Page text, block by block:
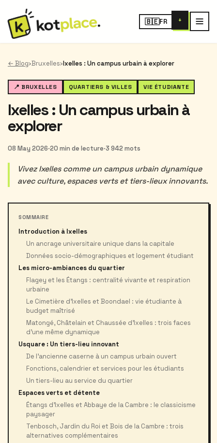
🇧🇪FR +
← Blog›Bruxelles›Ixelles : Un campus urbain à explorer
📍 BRUXELLES QUARTIERS & VILLES VIE ÉTUDIANTE
Ixelles : Un campus urbain à
explorer
08 May 2026·20 min de lecture·3 942 mots
Vivez Ixelles comme un campus urbain dynamique
avec culture, espaces verts et tiers-lieux innovants.
SOMMAIRE
Introduction à Ixelles
Un ancrage universitaire unique dans la capitale
Données socio-démographiques et logement étudiant
Les micro-ambiances du quartier
Flagey et les Étangs : centralité vivante et respiration
urbaine
Le Cimetière d’Ixelles et Boondael : vie étudiante à
budget maîtrisé
Matongé, Châtelain et Chaussée d’Ixelles : trois faces
d’une même dynamique
Usquare : Un tiers-lieu innovant
De l’ancienne caserne à un campus urbain ouvert
Fonctions, calendrier et services pour les étudiants
Un tiers-lieu au service du quartier
Espaces verts et détente
Étangs d’Ixelles et Abbaye de la Cambre : le classicisme
paysager
Tenbosch, Jardin du Roi et Bois de la Cambre : trois
alternatives complémentaires